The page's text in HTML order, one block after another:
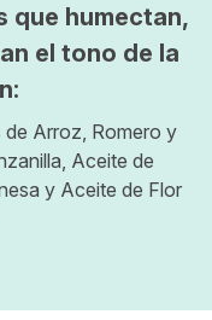
que humectan,
el tono de la
Arroz, Romero y
Aceite de
y Aceite de Flor